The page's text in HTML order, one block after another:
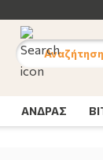
Αναζήτηση
ΑΝΔΡΑΣ